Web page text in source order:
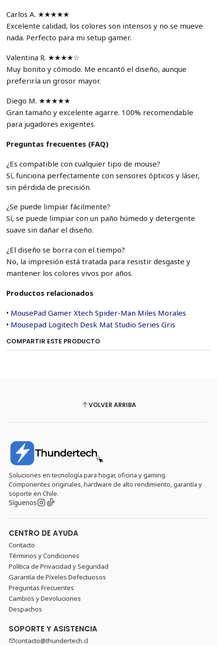
Carlos A. ★★★★★
Excelente calidad, los colores son intensos y no se mueve
nada. Perfecto para mi setup gamer.
Valentina R. ★★★★☆
Muy bonito y cómodo. Me encantó el diseño, aunque
preferiría un grosor mayor.
Diego M. ★★★★★
Gran tamaño y excelente agarre. 100% recomendable
para jugadores exigentes.
Preguntas frecuentes (FAQ)
¿Es compatible con cualquier tipo de mouse?
Sí, funciona perfectamente con sensores ópticos y láser,
sin pérdida de precisión.
¿Se puede limpiar fácilmente?
Sí, se puede limpiar con un paño húmedo y detergente
suave sin dañar el diseño.
¿El diseño se borra con el tiempo?
No, la impresión está tratada para resistir desgaste y
mantener los colores vivos por años.
Productos relacionados
• MousePad Gamer Xtech Spider-Man Miles Morales
• Mousepad Logitech Desk Mat Studio Series Gris
COMPARTIR ESTE PRODUCTO
VOLVER ARRIBA
Soluciones en tecnología para hogar, oficina y gaming.
Componentes originales, hardware de alto rendimiento, garantía y
soporte en Chile.
Síguenos
CENTRO DE AYUDA
Contacto
Términos y Condiciones
Política de Privacidad y Seguridad
Garantía de Píxeles Defectuosos
Preguntas Frecuentes
Cambios y Devoluciones
Despachos
SOPORTE Y ASISTENCIA
contacto@thundertech.cl